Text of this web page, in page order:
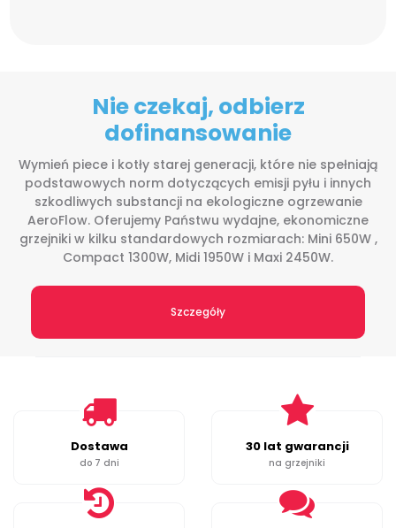
Nie czekaj, odbierz
dofinansowanie
Wymień piece i kotły starej generacji, które nie spełniają
podstawowych norm dotyczących emisji pyłu i innych
szkodliwych substancji na ekologiczne ogrzewanie
AeroFlow. Oferujemy Państwu wydajne, ekonomiczne
grzejniki w kilku standardowych rozmiarach: Mini 650W ,
Compact 1300W, Midi 1950W i Maxi 2450W.
Szczegóły
Dostawa
do 7 dni
30 lat gwarancji
na grzejniki